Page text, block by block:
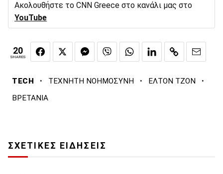
Ακολουθήστε το CNN Greece στο κανάλι μας στο
YouTube
20
SHARES
TECH · ΤΕΧΝΗΤΗ ΝΟΗΜΟΣΥΝΗ · ΕΛΤΟΝ ΤΖΟΝ ·
ΒΡΕΤΑΝΙΑ
ΣΧΕΤΙΚΕΣ ΕΙΔΗΣΕΙΣ